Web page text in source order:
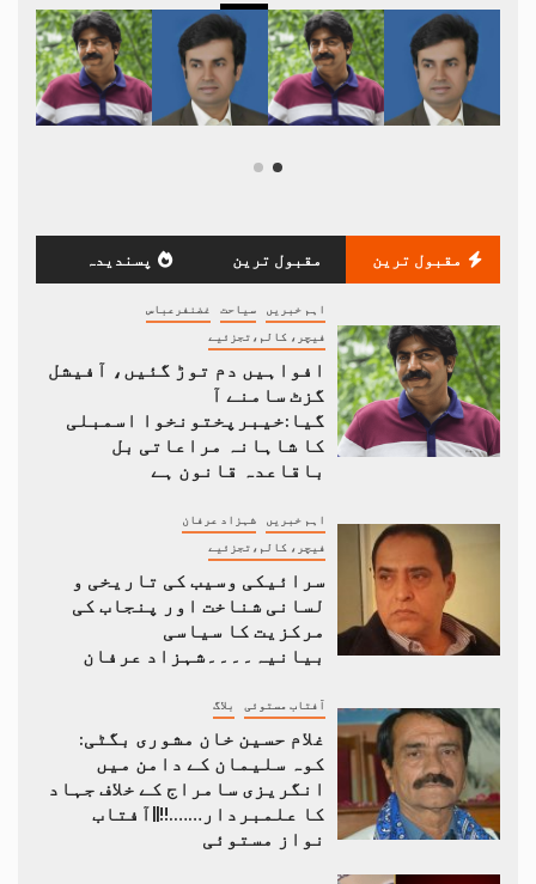
مقبول ترین مقبول ترین پسندیدہ
اہم خبریں سیاحت غضنفرعباس
فیچر، کالم،تجزئیے
افواہیں دم توڑ گئیں، آفیشل
گزٹ سامنے آ
گیا:خیبرپختونخوا اسمبلی
کا شاہانہ مراعاتی بل
باقاعدہ قانون ہے
اہم خبریں شہزاد عرفان
فیچر، کالم،تجزئیے
سرائیکی وسیب کی تاریخی و
لسانی شناخت اور پنجاب کی
مرکزیت کا سیاسی
بیانیہ۔۔۔۔شہزاد عرفان
آفتاب مستوئی بلاگ
غلام حسین خان مشوری بگٹی:
کوہ سلیمان کے دامن میں
انگریزی سامراج کے خلاف جہاد
کا علمبردار…….!!||آفتاب
نواز مستوئی